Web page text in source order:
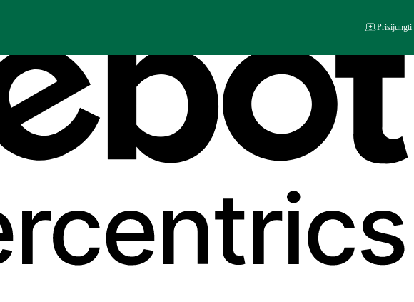
Prisijungti